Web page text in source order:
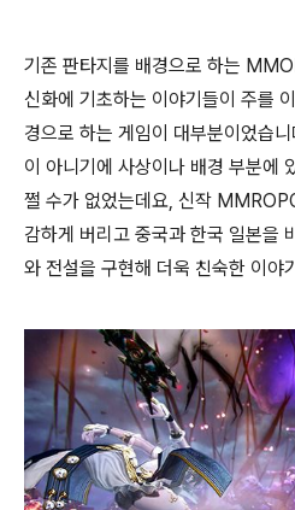
기존 판타지를 배경으로 하는
신화에 기초하는 이야기들이 주를
경으로 하는 게임이 대부분이었습
이 아니기에 사상이나 배경 부분에
쩔 수가 없었는데요, 신작
감하게 버리고 중국과 한국 일본을
와 전설을 구현해 더욱 친숙한 이야